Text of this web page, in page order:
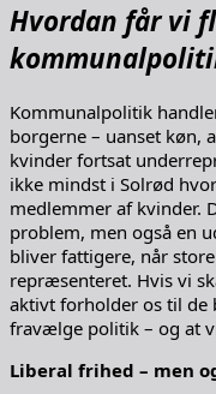
Hvordan får vi
Kommunalpolitik
borgerne – uanset køn,
kvinder fortsat
ikke mindst i Solrød
medlemmer af kvinder.
problem, men også en
bliver fattigere, når
repræsenteret. Hvis vi
aktivt forholder os til de
fravælge politik – og at
Liberal frihed – men